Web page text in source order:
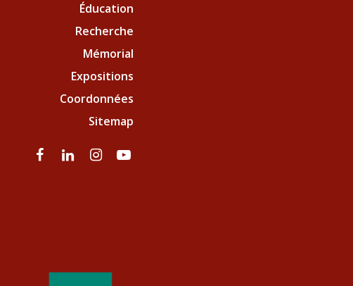
Éducation
Recherche
Mémorial
Expositions
Coordonnées
Sitemap